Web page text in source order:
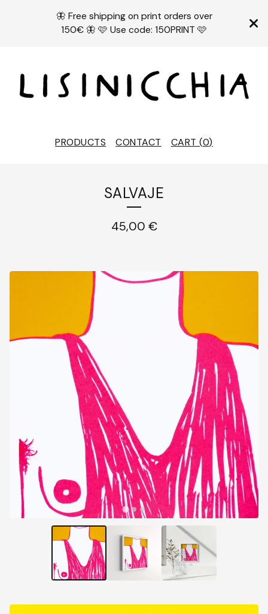
🦋 Free shipping on print orders over
150€ 🦋 🩷 Use code: 150PRINT 🩷
PRODUCTS CONTACT CART (0)
SALVAJE
45,00 €